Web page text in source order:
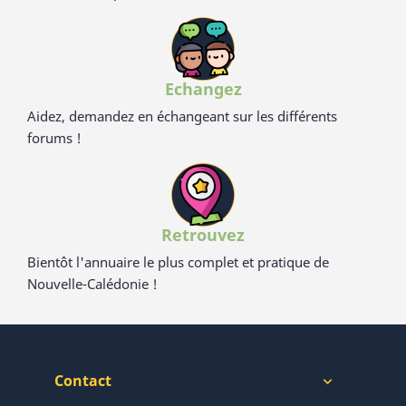
Echangez
Aidez, demandez en échangeant sur les différents
forums !
Retrouvez
Bientôt l'annuaire le plus complet et pratique de
Nouvelle-Calédonie !
Contact 